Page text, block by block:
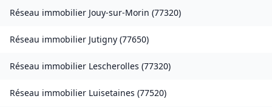
Réseau immobilier Jouy-sur-Morin (77320)
Réseau immobilier Jutigny (77650)
Réseau immobilier Lescherolles (77320)
Réseau immobilier Luisetaines (77520)